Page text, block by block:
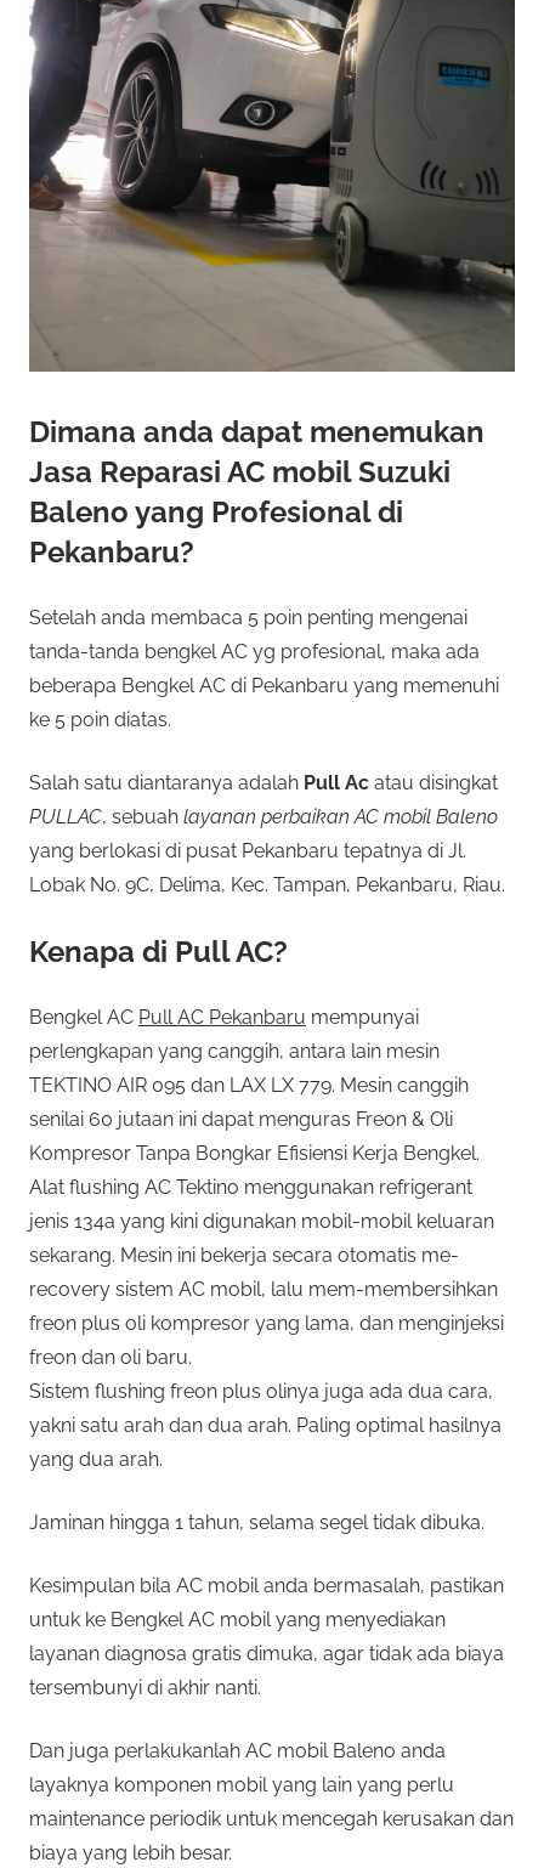
Dimana anda dapat menemukan
Jasa Reparasi AC mobil Suzuki
Baleno yang Profesional di
Pekanbaru?
Setelah anda membaca 5 poin penting mengenai
tanda-tanda bengkel AC yg profesional, maka ada
beberapa Bengkel AC di Pekanbaru yang memenuhi
ke 5 poin diatas.
Salah satu diantaranya adalah Pull Ac atau disingkat
PULLAC, sebuah layanan perbaikan AC mobil Baleno
yang berlokasi di pusat Pekanbaru tepatnya di Jl.
Lobak No. 9C, Delima, Kec. Tampan, Pekanbaru, Riau.
Kenapa di Pull AC?
Bengkel AC Pull AC Pekanbaru mempunyai
perlengkapan yang canggih, antara lain mesin
TEKTINO AIR 095 dan LAX LX 779. Mesin canggih
senilai 60 jutaan ini dapat menguras Freon & Oli
Kompresor Tanpa Bongkar Efisiensi Kerja Bengkel.
Alat flushing AC Tektino menggunakan refrigerant
jenis 134a yang kini digunakan mobil-mobil keluaran
sekarang. Mesin ini bekerja secara otomatis me-
recovery sistem AC mobil, lalu mem-membersihkan
freon plus oli kompresor yang lama, dan menginjeksi
freon dan oli baru.
Sistem flushing freon plus olinya juga ada dua cara,
yakni satu arah dan dua arah. Paling optimal hasilnya
yang dua arah.
Jaminan hingga 1 tahun, selama segel tidak dibuka.
Kesimpulan bila AC mobil anda bermasalah, pastikan
untuk ke Bengkel AC mobil yang menyediakan
layanan diagnosa gratis dimuka, agar tidak ada biaya
tersembunyi di akhir nanti.
Dan juga perlakukanlah AC mobil Baleno anda
layaknya komponen mobil yang lain yang perlu
maintenance periodik untuk mencegah kerusakan dan
biaya yang lebih besar.